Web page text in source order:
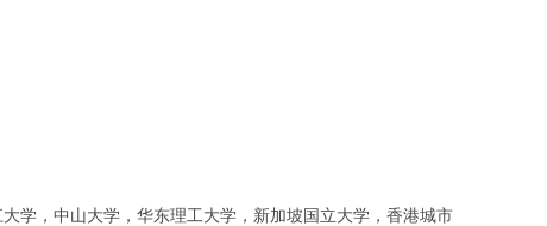
大学，中山大学，华东理工大学 ， 新加坡国立大学，香港城市